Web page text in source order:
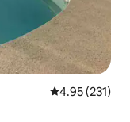
從 231 則評價
4.95 (231)